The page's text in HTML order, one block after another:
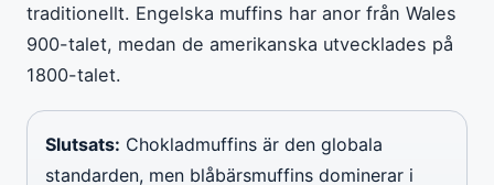
traditionellt. Engelska muffins har anor från Wales
900-talet, medan de amerikanska utvecklades på
1800-talet.
Slutsats: Chokladmuffins är den globala
standarden, men blåbärsmuffins dominerar i